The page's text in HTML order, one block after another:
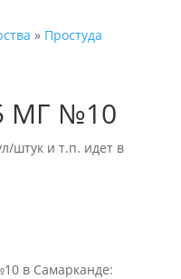
» Простуда
МГ №10
штук и т.п. идет в
в Самарканде: